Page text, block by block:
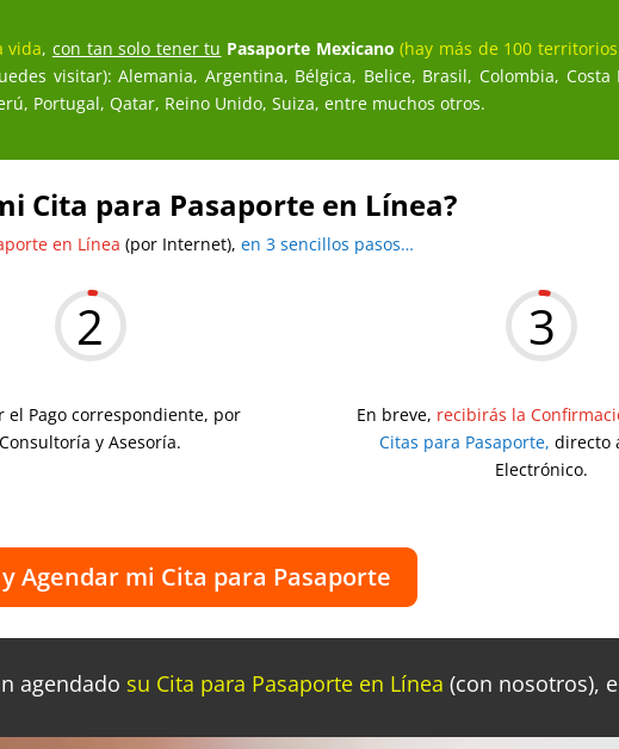
vida, con tan solo tener tu Pasaporte Mexicano (hay más de 100
visitar): Alemania, Argentina, Bélgica, Belice, Brasil, Colombia, Costa
Portugal, Qatar, Reino Unido, Suiza, entre muchos otros.
Cita para Pasaporte en Línea?
en Línea (por Internet), en 3 sencillos pasos…
2
el Pago correspondiente, por
Consultoría y Asesoría.
3
En breve, recibirás la
Citas para Pasaporte, directo
Electrónico.
Agendar mi Cita para Pasaporte
agendado su Cita para Pasaporte en Línea (con nosotros),